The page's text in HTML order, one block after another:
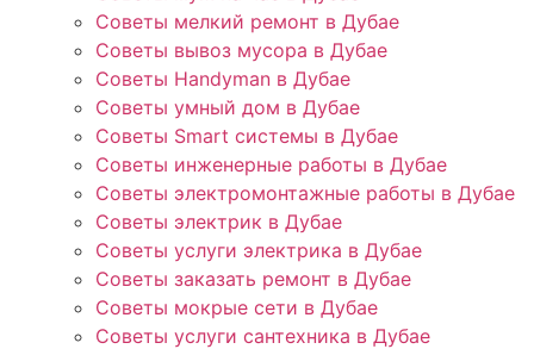
Советы мелкий ремонт в Дубае
Советы вывоз мусора в Дубае
Советы Handyman в Дубае
Советы умный дом в Дубае
Советы Smart системы в Дубае
Советы инженерные работы в Дубае
Советы электромонтажные работы в Дубае
Советы электрик в Дубае
Советы услуги электрика в Дубае
Советы заказать ремонт в Дубае
Советы мокрые сети в Дубае
Советы услуги сантехника в Дубае